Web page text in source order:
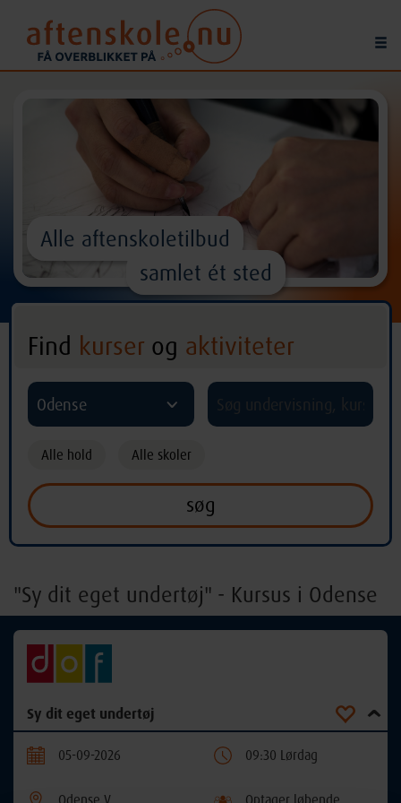
Alle aftenskoletilbud
samlet ét sted
Find kurser og aktiviteter
Odense ^
Alle hold Alle skoler
"Sy dit eget undertøj" - Kursus i Odense
Sy dit eget undertøj
05-09-2026 09:30 Lørdag